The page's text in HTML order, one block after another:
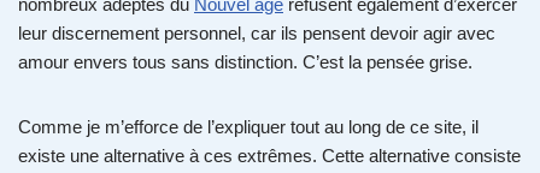
nombreux adeptes du Nouvel âge refusent également d’exercer
leur discernement personnel, car ils pensent devoir agir avec
amour envers tous sans distinction. C’est la pensée grise.
Comme je m’efforce de l’expliquer tout au long de ce site, il
existe une alternative à ces extrêmes. Cette alternative consiste